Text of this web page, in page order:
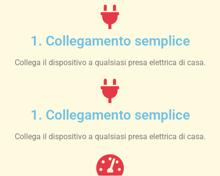
1. Collegamento semplice
Collega il dispositivo a qualsiasi presa elettrica di casa.
1. Collegamento semplice​
Collega il dispositivo a qualsiasi presa elettrica di casa.​